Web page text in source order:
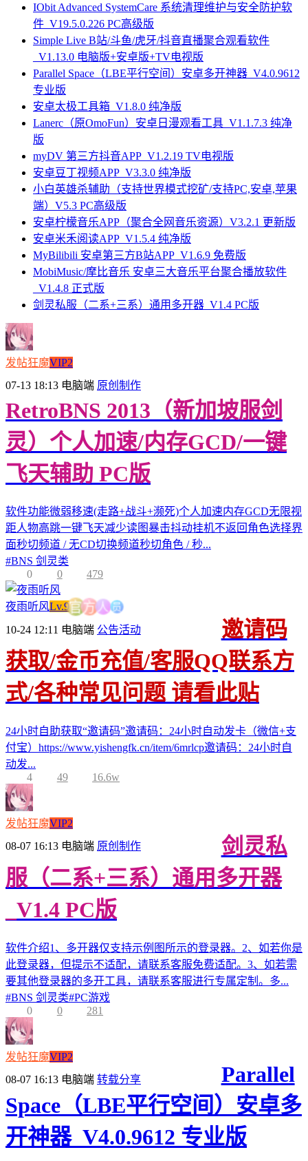
IObit Advanced SystemCare 系统清理维护与安全防护软
件_V19.5.0.226 PC高级版
Simple Live B站/斗鱼/虎牙/抖音直播聚合观看软件
_V1.13.0 电脑版+安卓版+TV电视版
Parallel Space（LBE平行空间）安卓多开神器_V4.0.9612
专业版
安卓太极工具箱_V1.8.0 纯净版
Lanerc（原OmoFun）安卓日漫观看工具_V1.1.7.3 纯净
版
myDV 第三方抖音APP_V1.2.19 TV电视版
安卓豆丁视频APP_V3.3.0 纯净版
小白英雄杀辅助（支持世界模式挖矿/支持PC,安卓,苹果
端）V5.3 PC高级版
安卓柠檬音乐APP（聚合全网音乐资源）V3.2.1 更新版
安卓米禾阅读APP_V1.5.4 纯净版
MyBilibili 安卓第三方B站APP_V1.6.9 免费版
MobiMusic/摩比音乐 安卓三大音乐平台聚合播放软件
_V1.4.8 正式版
剑灵私服（二系+三系）通用多开器_V1.4 PC版
发帖狂魔VIP2
07-13 18:13 电脑端 原创制作
RetroBNS 2013（新加坡服剑
灵）个人加速/内存GCD/一键
飞天辅助 PC版
软件功能微弱移速(走路+战斗+濒死)个人加速内存GCD无限视
距人物高跳一键飞天减少读图暴击抖动挂机不返回角色选择界
面秒切频道 / 无CD切换频道秒切角色 / 秒...
#BNS 剑灵类
0
0 479
夜雨听风Lv.9官 方人员
10-24 12:11 电脑端 公告活动
邀请码
获取/金币充值/客服QQ联系方
式/各种常见问题 请看此贴
24小时自助获取“邀请码”邀请码：24小时自动发卡（微信+支
付宝）https://www.yishengfk.cn/item/6mrlcp邀请码：24小时自
动发...
4
49 16.6w
发帖狂魔VIP2
08-07 16:13 电脑端 原创制作
剑灵私
服（二系+三系）通用多开器
_V1.4 PC版
软件介绍1、多开器仅支持示例图所示的登录器。2、如若你是
此登录器，但提示不适配，请联系客服免费适配。3、如若需
要其他登录器的多开工具，请联系客服进行专属定制。多...
#BNS 剑灵类#PC游戏
0
0 281
发帖狂魔VIP2
08-07 16:13 电脑端 转载分享
Parallel
Space（LBE平行空间）安卓多
开神器_V4.0.9612 专业版